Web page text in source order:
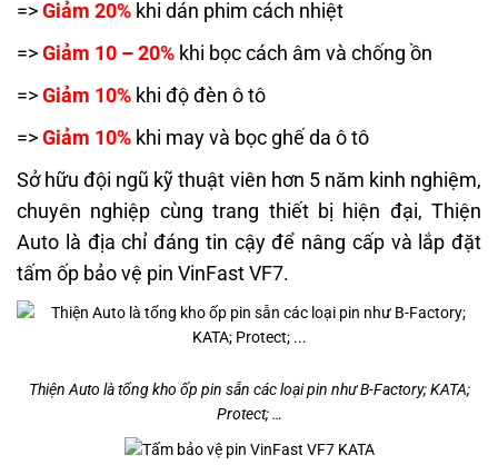
=>Giảm 20% khi dán phim cách nhiệt
=>Giảm 10 – 20% khi bọc cách âm và chống ồn
=>Giảm 10% khi độ đèn ô tô
=>Giảm 10% khi may và bọc ghế da ô tô
Sở hữu đội ngũ kỹ thuật viên hơn 5 năm kinh nghiệm,
chuyên nghiệp cùng trang thiết bị hiện đại, Thiện
Auto là địa chỉ đáng tin cậy để nâng cấp và lắp đặt
tấm ốp bảo vệ pin VinFast VF7.
Thiện Auto là tổng kho ốp pin sẵn các loại pin như B-Factory; KATA;
Protect; …